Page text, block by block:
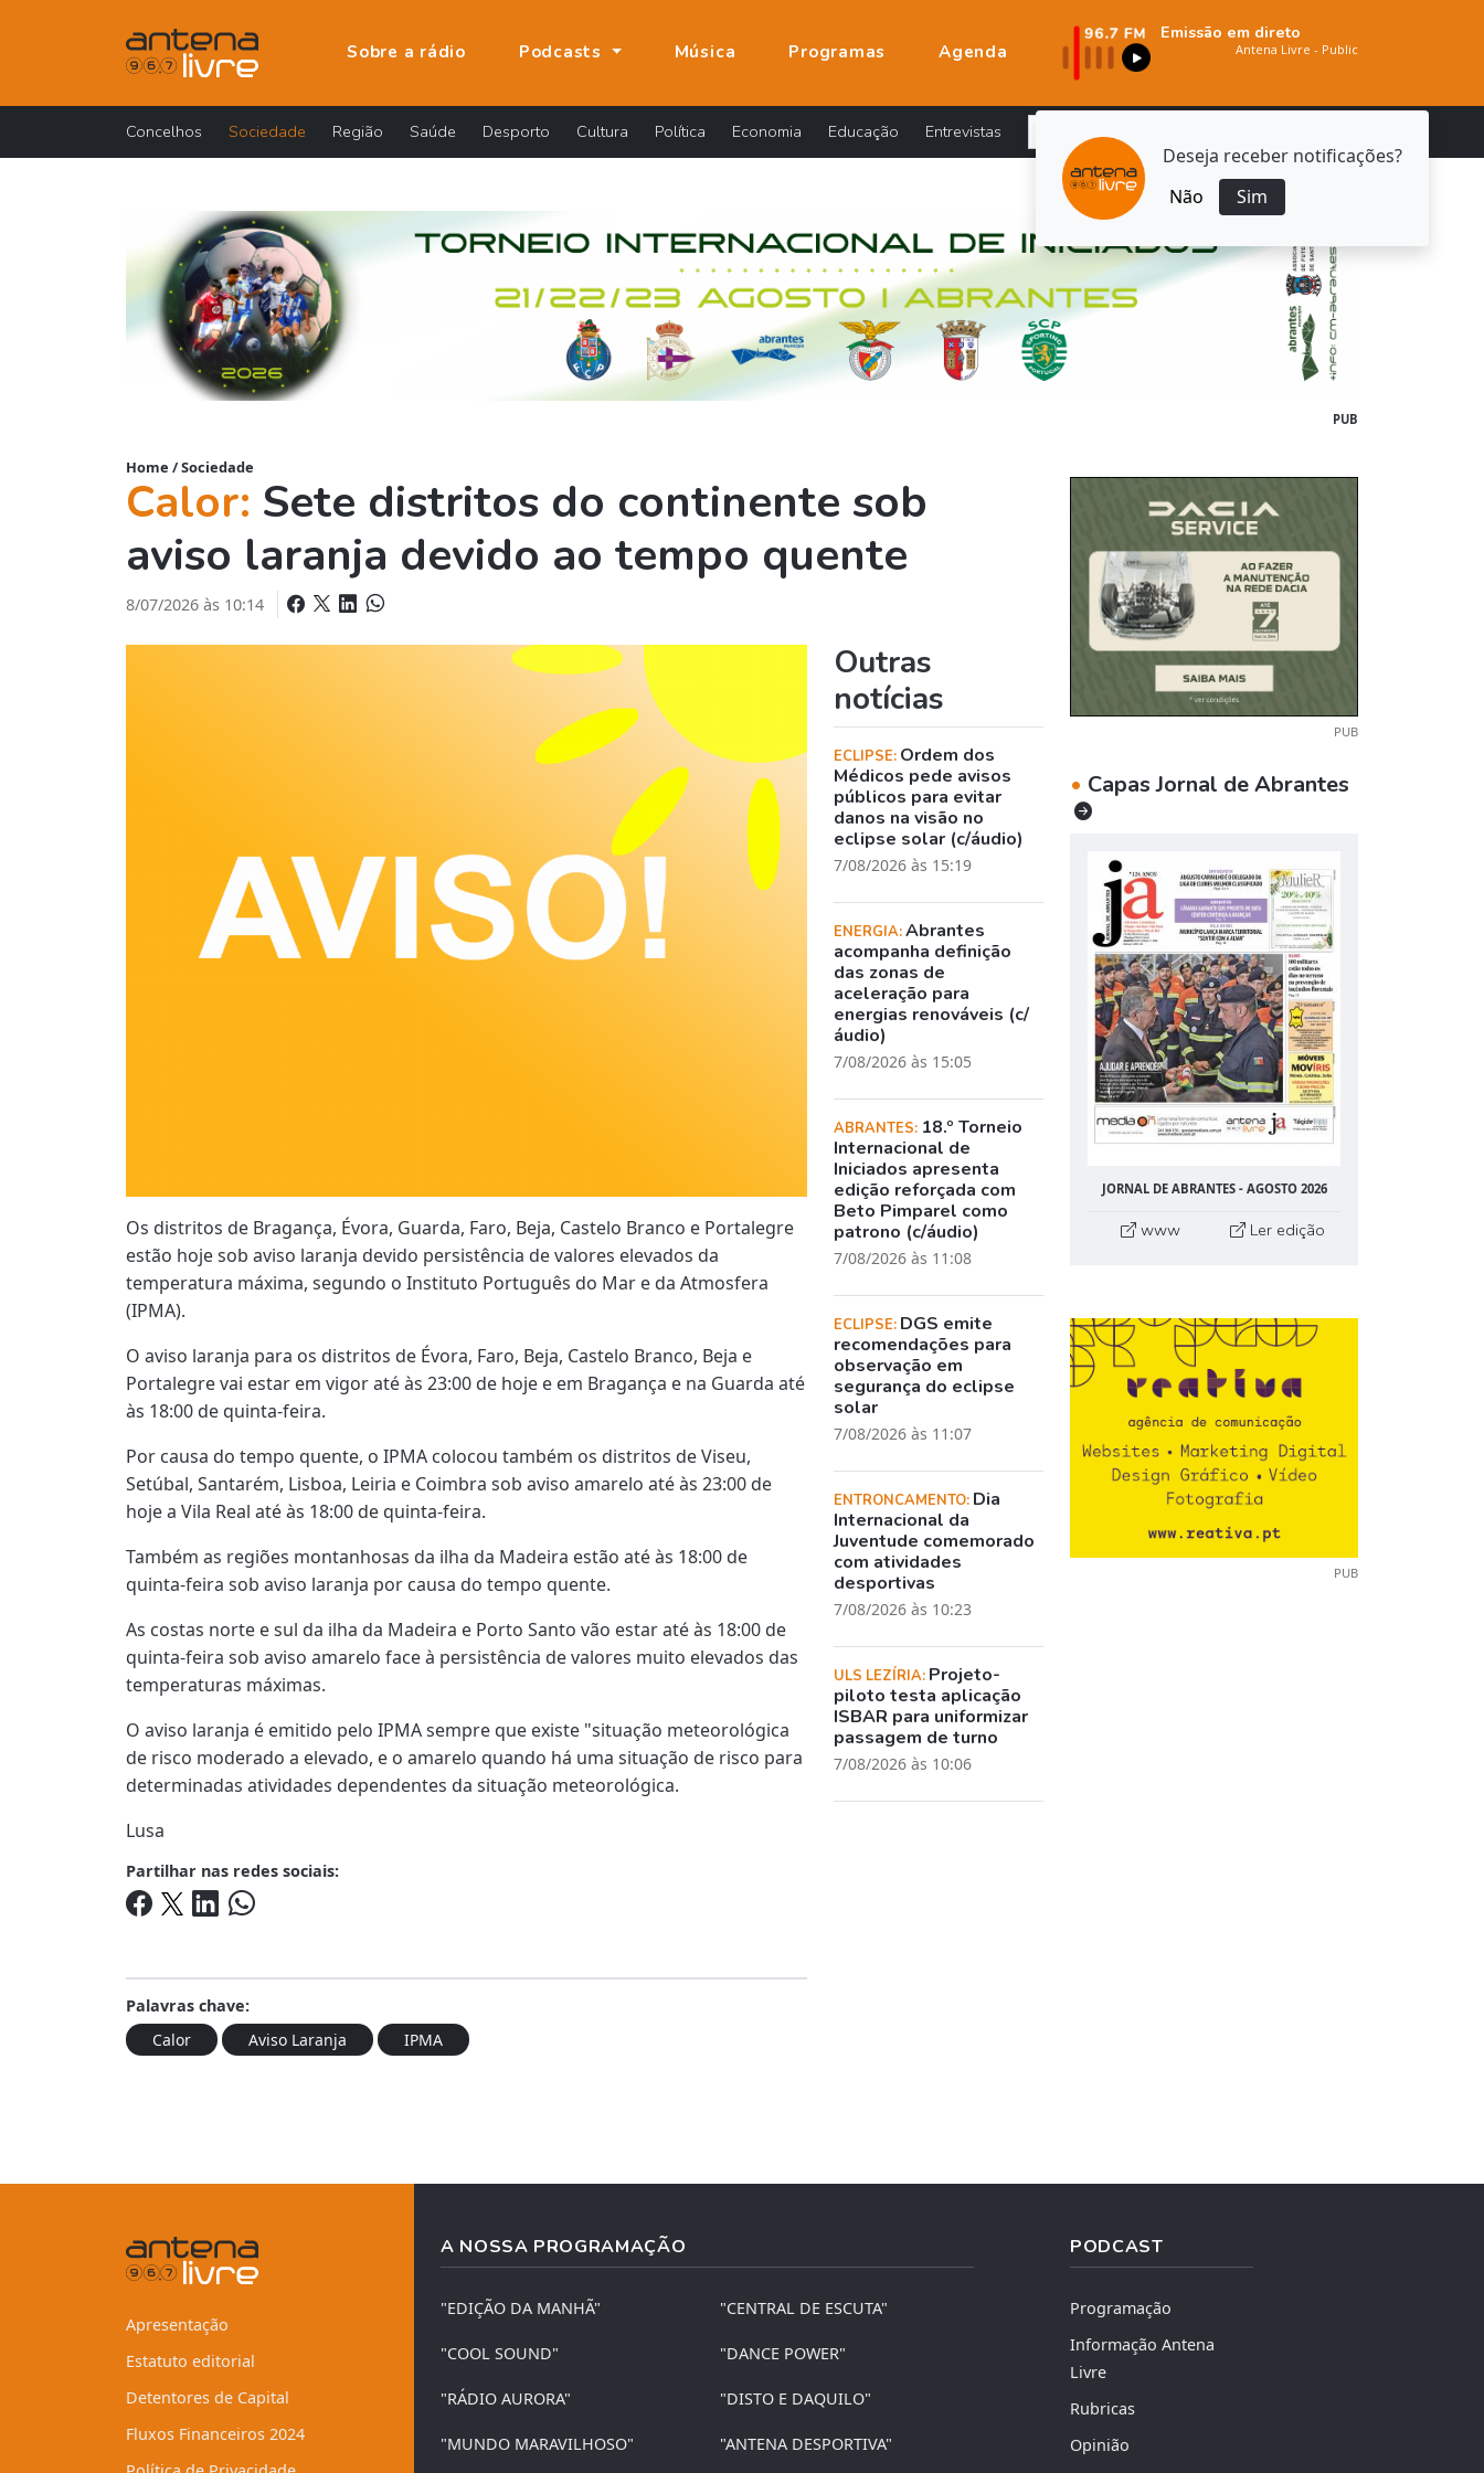
Deseja receber notificações?
Não
Sim
Sobre a rádio Podcasts Música Programas Agenda
Emissão em direto
Concelhos Sociedade Região Saúde Desporto Cultura Política Economia Educação Entrevistas
PUB
Home /Sociedade
Calor: Sete distritos do continente sob
aviso laranja devido ao tempo quente
8/07/2026 às 10:14
Os distritos de Bragança, Évora, Guarda, Faro, Beja, Castelo Branco e Portalegre
estão hoje sob aviso laranja devido persistência de valores elevados da
temperatura máxima, segundo o Instituto Português do Mar e da Atmosfera
(IPMA).
O aviso laranja para os distritos de Évora, Faro, Beja, Castelo Branco, Beja e
Portalegre vai estar em vigor até às 23:00 de hoje e em Bragança e na Guarda até
às 18:00 de quinta-feira.
Por causa do tempo quente, o IPMA colocou também os distritos de Viseu,
Setúbal, Santarém, Lisboa, Leiria e Coimbra sob aviso amarelo até às 23:00 de
hoje a Vila Real até às 18:00 de quinta-feira.
Também as regiões montanhosas da ilha da Madeira estão até às 18:00 de
quinta-feira sob aviso laranja por causa do tempo quente.
As costas norte e sul da ilha da Madeira e Porto Santo vão estar até às 18:00 de
quinta-feira sob aviso amarelo face à persistência de valores muito elevados das
temperaturas máximas.
O aviso laranja é emitido pelo IPMA sempre que existe "situação meteorológica
de risco moderado a elevado, e o amarelo quando há uma situação de risco para
determinadas atividades dependentes da situação meteorológica.
Lusa
Partilhar nas redes sociais:
Palavras chave:
Calor
Aviso Laranja IPMA
Outras
notícias
ECLIPSE: Ordem dos
Médicos pede avisos
públicos para evitar
danos na visão no
eclipse solar (c/áudio)
7/08/2026 às 15:19
ENERGIA:Abrantes
acompanha definição
das zonas de
aceleração para
energias renováveis (c/
áudio)
7/08/2026 às 15:05
ABRANTES: 18.º Torneio
Internacional de
Iniciados apresenta
edição reforçada com
Beto Pimparel como
patrono (c/áudio)
7/08/2026 às 11:08
ECLIPSE: DGS emite
recomendações para
observação em
segurança do eclipse
solar
7/08/2026 às 11:07
ENTRONCAMENTO: Dia
Internacional da
Juventude comemorado
com atividades
desportivas
7/08/2026 às 10:23
ULS LEZÍRIA: Projeto-
piloto testa aplicação
ISBAR para uniformizar
passagem de turno
7/08/2026 às 10:06
PUB
• Capas Jornal de Abrantes
JORNAL DE ABRANTES - AGOSTO 2026
www Ler edição
PUB
Apresentação
Estatuto editorial
Detentores de Capital
Fluxos Financeiros 2024
A NOSSA PROGRAMAÇÃO
"EDIÇÃO DA MANHÃ" "CENTRAL DE ESCUTA"
"COOL SOUND" "DANCE POWER"
"RÁDIO AURORA" "DISTO E DAQUILO"
"MUNDO MARAVILHOSO" "ANTENA DESPORTIVA"
PODCAST
Programação
Informação Antena
Livre
Rubricas
Opinião